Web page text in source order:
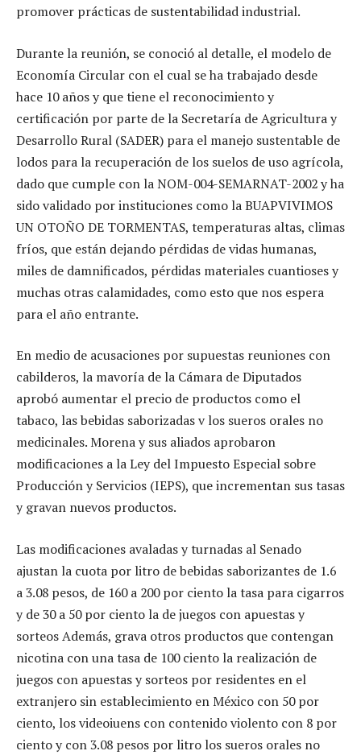
promover prácticas de sustentabilidad industrial.
Durante la reunión, se conoció al detalle, el modelo de
Economía Circular con el cual se ha trabajado desde
hace 10 años y que tiene el reconocimiento y
certificación por parte de la Secretaría de Agricultura y
Desarrollo Rural (SADER) para el manejo sustentable de
lodos para la recuperación de los suelos de uso agrícola,
dado que cumple con la NOM-004-SEMARNAT-2002 y ha
sido validado por instituciones como la BUAPVIVIMOS
UN OTOÑO DE TORMENTAS, temperaturas altas, climas
fríos, que están dejando pérdidas de vidas humanas,
miles de damnificados, pérdidas materiales cuantioses y
muchas otras calamidades, como esto que nos espera
para el año entrante.
En medio de acusaciones por supuestas reuniones con
саbilderos, la mavoría de la Cámara de Diputados
aprobó aumentar el precio de productos como el
tabaco, las bebidas saborizadas v los sueros orales no
medicinales. Morena y sus aliados aprobaron
modificaciones a la Ley del Impuesto Especial sobre
Producción y Servicios (IEPS), que incrementan sus tasas
y gravan nuevos productos.
Las modificaciones avaladas y turnadas al Senado
ajustan la cuota por litro de bebidas saborizantes de 1.6
a 3.08 pesos, de 160 a 200 por ciento la tasa para cigarros
y de 30 a 50 por ciento la de juegos con apuestas y
sorteos Además, grava otros productos que contengan
nicotina con una tasa de 100 ciento la realización de
juegos con apuestas y sorteos por residentes en el
extranjero sin establecimiento en México con 50 por
ciento, los videoiuens con contenido violento con 8 por
ciento y con 3.08 pesos por litro los sueros orales no